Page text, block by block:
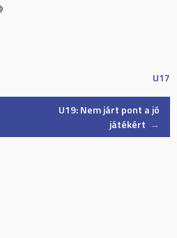
U17
U19: Nem járt pont a jó
játékért →